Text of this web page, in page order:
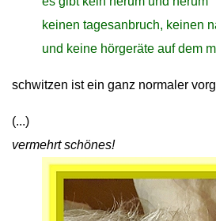
keinen tagesanbruch, keinen
und keine hörgeräte auf dem
schwitzen ist ein ganz normaler
(...)
vermehrt schönes!